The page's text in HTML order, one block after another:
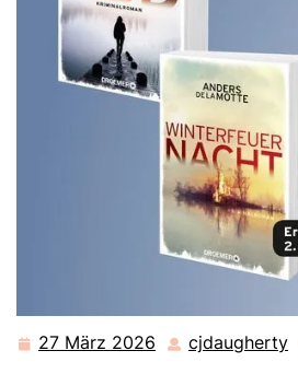
27 März 2026 27 cjdaugherty